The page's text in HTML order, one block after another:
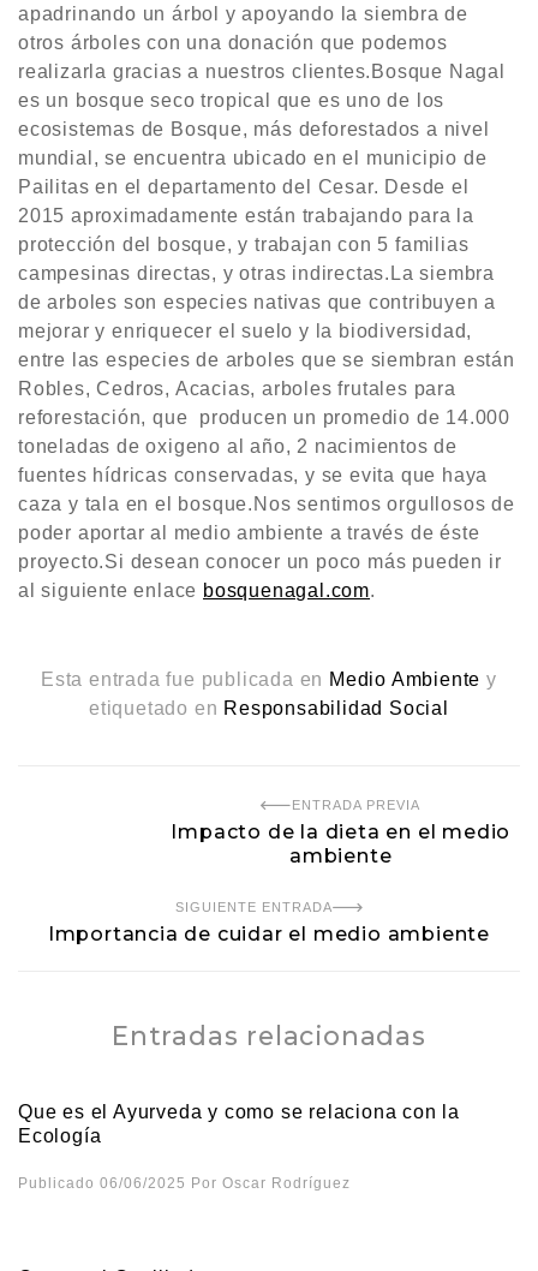
apadrinando un árbol y apoyando la siembra de
otros árboles con una donación que podemos
realizarla gracias a nuestros clientes.Bosque Nagal
es un bosque seco tropical que es uno de los
ecosistemas de Bosque, más deforestados a nivel
mundial, se encuentra ubicado en el municipio de
Pailitas en el departamento del Cesar. Desde el
2015 aproximadamente están trabajando para la
protección del bosque, y trabajan con 5 familias
campesinas directas, y otras indirectas.La siembra
de arboles son especies nativas que contribuyen a
mejorar y enriquecer el suelo y la biodiversidad,
entre las especies de arboles que se siembran están
Robles, Cedros, Acacias, arboles frutales para
reforestación, que producen un promedio de 14.000
toneladas de oxigeno al año, 2 nacimientos de
fuentes hídricas conservadas, y se evita que haya
caza y tala en el bosque.Nos sentimos orgullosos de
poder aportar al medio ambiente a través de éste
proyecto.Si desean conocer un poco más pueden ir
al siguiente enlace bosquenagal.com.
Esta entrada fue publicada en Medio Ambiente y
etiquetado en Responsabilidad Social
ENTRADA PREVIA
Impacto de la dieta en el medio
ambiente
SIGUIENTE ENTRADA
Importancia de cuidar el medio ambiente
Entradas relacionadas
Que es el Ayurveda y como se relaciona con la
Ecología
Publicado 06/06/2025 Por Oscar Rodríguez